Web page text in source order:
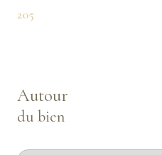
205
Autour
du bien